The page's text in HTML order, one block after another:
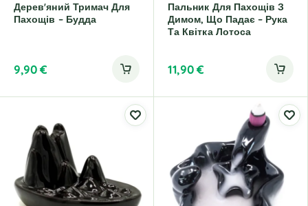
Дерев'яний Тримач Для
Пахощів – Будда
9,90€
Пальник Для Пахощів З
Димом, Що Падає – Рука
Та Квітка Лотоса
11,90€